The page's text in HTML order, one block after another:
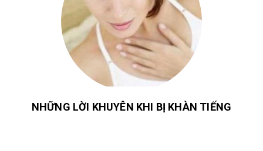
NHỮNG LỜI KHUYÊN KHI BỊ KHÀN TIẾNG